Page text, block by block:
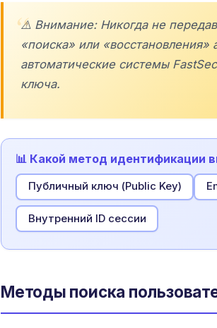
⚠️ Внимание: Никогда не
«поиска» или
автоматические системы
ключа.
📊 Какой метод идентификации
Публичный ключ (Public Key)
Внутренний ID сессии
Методы поиска